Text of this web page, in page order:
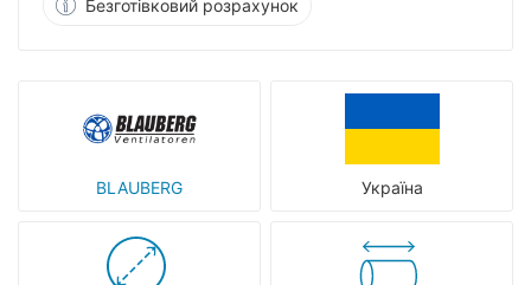
BLAUBERG Україна
Безготівковий розрахунок